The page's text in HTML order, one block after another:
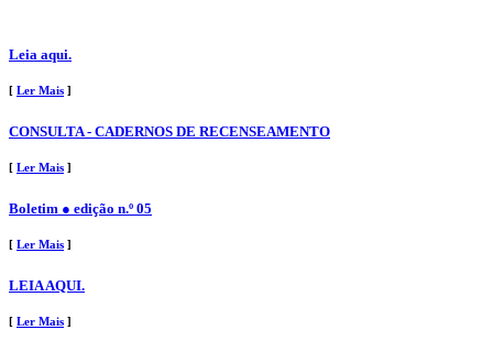
Leia aqui.
[ Ler Mais ]
CONSULTA - CADERNOS DE RECENSEAMENTO
[ Ler Mais ]
Boletim ● edição n.º 05
[ Ler Mais ]
LEIA AQUI.
[ Ler Mais ]